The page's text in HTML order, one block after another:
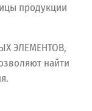
продукции
ЭЛЕМЕНТОВ,
найти